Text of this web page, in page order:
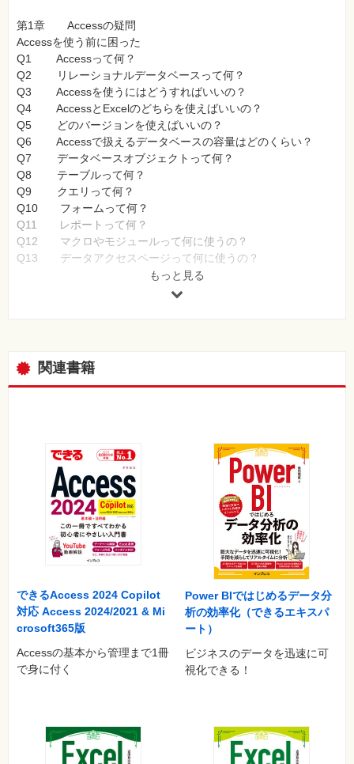
第1章 Accessの疑問
Accessを使う前に困った
Q1 Accessって何？
Q2 リレーショナルデータベースって何？
Q3 Accessを使うにはどうすればいいの？
Q4 AccessとExcelのどちらを使えばいいの？
Q5 どのバージョンを使えばいいの？
Q6 Accessで扱えるデータベースの容量はどのくらい？
Q7 データベースオブジェクトって何？
Q8 テーブルって何？
Q9 クエリって何？
Q10 フォームって何？
Q11 レポートって何？
Q12 マクロやモジュールって何に使うの？
Q13 データアクセスページって何に使うの？
Q17 Accessを終了したい
Q18 ライセンス認証って何？
Q19 いくつかの機能が使えなくなった
Q21 会社と自宅で画面構成が全然違う
Q22 リボンに表示されるボタンの表示が変わってしまった
Q23 タブをクリックしていちいち切り替えるのが面倒
Q24 リボンが消えてしまった
Q25 ［Officeボタン］って何に使うの？
Q26 表示されるメニューやツールバーが変わってしまう
ティーブレイク まずはAccessの基本を押さえよう
第2章 データベースファイルの疑問
データベースの作成で困った
Q28 どのファイル形式で作成したらいいの？
Q29 バージョンを指定してデータベースを作成できるの？
データベースを開くときに困った
もっと見る
関連書籍
できるAccess 2024 Copilot
対応 Access 2024/2021 & Mi
crosoft365版
Accessの基本から管理まで1冊
で身に付く
Power BIではじめるデータ分
析の効率化（できるエキスパ
ート）
ビジネスのデータを迅速に可
視化できる！